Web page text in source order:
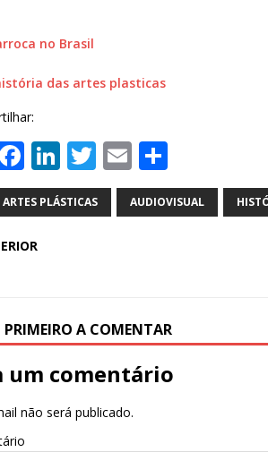
no Brasil
das artes plasticas
F
a
c
e
o
k
Li
n
k
T
w
it
E
m
ai
h
ar
ARTES PLÁSTICAS AUDIOVISUAL
PRIMEIRO A COMENTAR
um comentário
não será publicado.